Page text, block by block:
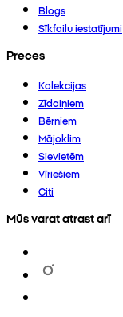
Blogs
Sīkfailu iestatījumi
Preces
Kolekcijas
Zīdaiņiem
Bērniem
Mājoklim
Sievietēm
Vīriešiem
Citi
Mūs varat atrast arī